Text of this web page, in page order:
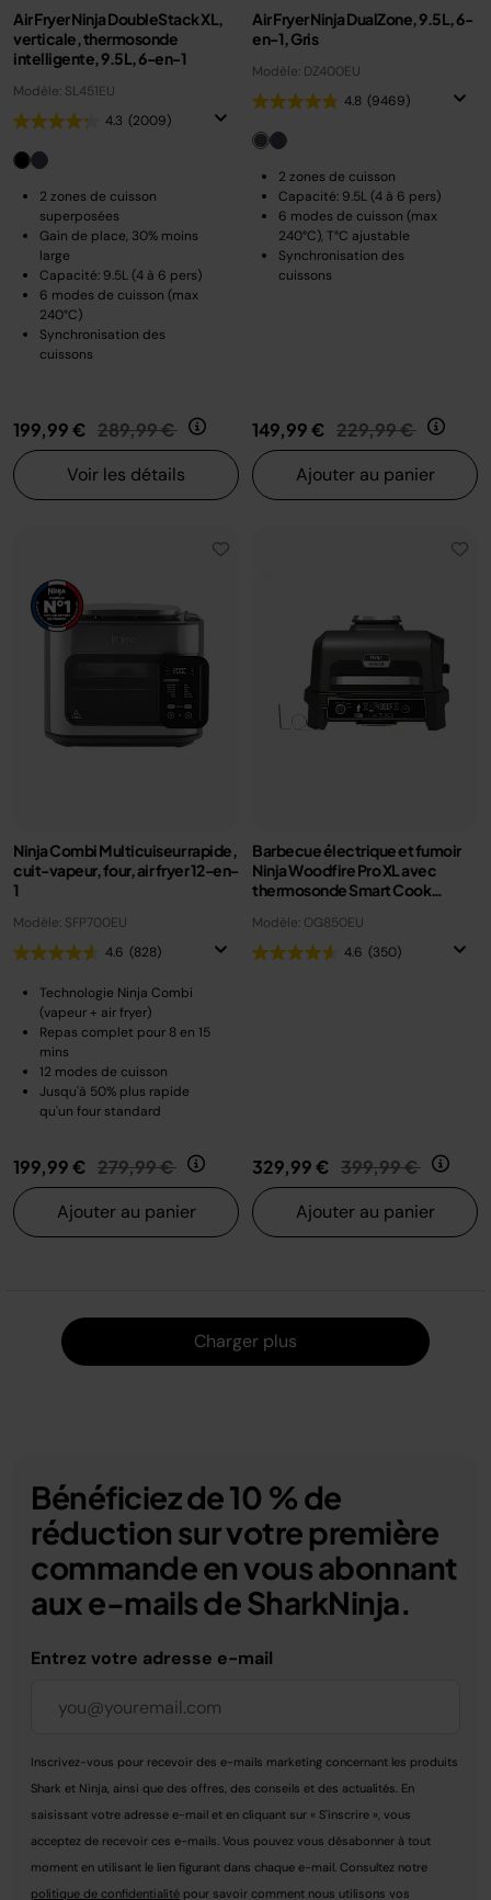
Air Fryer Ninja DoubleStack XL,
verticale, thermosonde
intelligente, 9.5L, 6-en-1
Modèle: SL451EU
4.3 (2009)
2 zones de cuisson
superposées
Gain de place, 30% moins
large
Capacité: 9.5L (4 à 6 pers)
6 modes de cuisson (max
240°C)
Synchronisation des
cuissons
199,99 € Prix réduit de
289,99 € au
Voir les détails
Air Fryer Ninja DualZone, 9.5L, 6-
en-1, Gris
Modèle: DZ400EU
4.8 (9469)
2 zones de cuisson
Capacité: 9.5L (4 à 6 pers)
6 modes de cuisson (max
240°C), T°C ajustable
Synchronisation des
cuissons
149,99 € Prix réduit de
229,99 € au
Ajouter au panier
Ninja Combi Multicuiseur rapide,
cuit-vapeur, four, air fryer 12-en-
1
Modèle: SFP700EU
4.6 (828)
Technologie Ninja Combi
(vapeur + air fryer)
Repas complet pour 8 en 15
mins
12 modes de cuisson
Jusqu'à 50% plus rapide
qu'un four standard
199,99 € Prix réduit de
279,99 € au
Ajouter au panier
Barbecue électrique et fumoir
Ninja Woodfire Pro XL avec
thermosonde Smart Cook
Modèle: OG850EU
4.6 (350)
329,99 € Prix réduit de
399,99 € au
Ajouter au panier
Charger plus
Bénéficiez de 10 % de
réduction sur votre première
commande en vous abonnant
aux e-mails de SharkNinja.
Entrez votre adresse e-mail
Inscrivez-vous pour recevoir des e-mails marketing concernant les produits
Shark et Ninja, ainsi que des offres, des conseils et des actualités. En
saisissant votre adresse e-mail et en cliquant sur « S'inscrire », vous
acceptez de recevoir ces e-mails. Vous pouvez vous désabonner à tout
moment en utilisant le lien figurant dans chaque e-mail. Consultez notre
politique de confidentialité pour savoir comment nous utilisons vos